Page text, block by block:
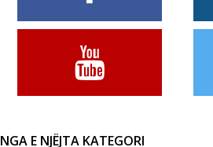
NGA E NJËJTA KATEGORI